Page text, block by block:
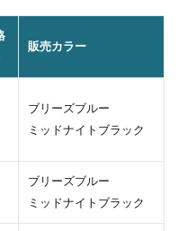
販売カラー
ブリーズブルー
ミッドナイトブラック
ブリーズブルー
ミッドナイトブラック